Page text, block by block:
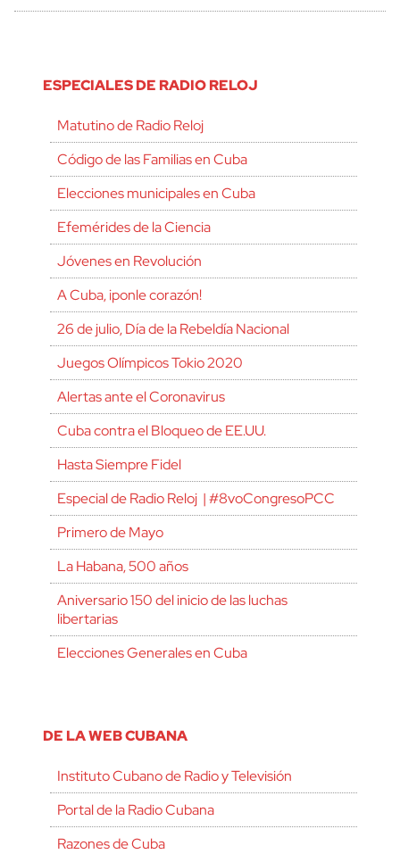
ESPECIALES DE RADIO RELOJ
Matutino de Radio Reloj
Código de las Familias en Cuba
Elecciones municipales en Cuba
Efemérides de la Ciencia
Jóvenes en Revolución
A Cuba, ¡ponle corazón!
26 de julio, Día de la Rebeldía Nacional
Juegos Olímpicos Tokio 2020
Alertas ante el Coronavirus
Cuba contra el Bloqueo de EE.UU.
Hasta Siempre Fidel
Especial de Radio Reloj | #8voCongresoPCC
Primero de Mayo
La Habana, 500 años
Aniversario 150 del inicio de las luchas
libertarias
Elecciones Generales en Cuba
DE LA WEB CUBANA
Instituto Cubano de Radio y Televisión
Portal de la Radio Cubana
Razones de Cuba